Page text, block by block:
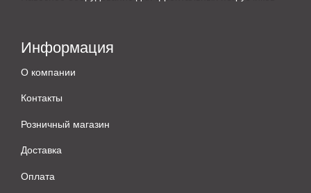
Информация
О компании
Контакты
Розничный магазин
Доставка
Оплата